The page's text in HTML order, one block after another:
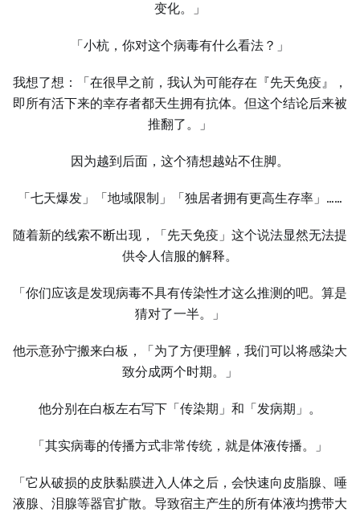
变化。」
「小杭，你对这个病毒有什么看法？」
我想了想：「在很早之前，我认为可能存在『先天免疫』，
即所有活下来的幸存者都天生拥有抗体。但这个结论后来被
推翻了。」
因为越到后面，这个猜想越站不住脚。
「七天爆发」「地域限制」「独居者拥有更高生存率」……
随着新的线索不断出现，「先天免疫」这个说法显然无法提
供令人信服的解释。
「你们应该是发现病毒不具有传染性才这么推测的吧。算是
猜对了一半。」
他示意孙宁搬来白板，「为了方便理解，我们可以将感染大
致分成两个时期。」
他分别在白板左右写下「传染期」和「发病期」。
「其实病毒的传播方式非常传统，就是体液传播。」
「它从破损的皮肤黏膜进入人体之后，会快速向皮脂腺、唾
液腺、泪腺等器官扩散。导致宿主产生的所有体液均携带大